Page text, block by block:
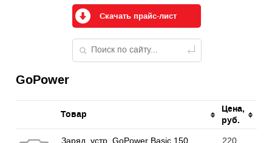
Скачать прайс-лист
GoPower
Товар
Цена,
руб.
Заряд. устр. GoPower Basic 150
220